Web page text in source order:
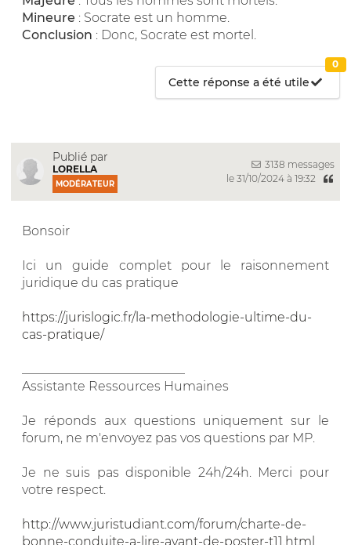
Mineure : Socrate est un homme.
Conclusion : Donc, Socrate est mortel.
Cette réponse a été utile
0
Publié par
LORELLA
MODÉRATEUR
3138 messages
le 31/10/2024 à 19:32
Bonsoir
Ici un guide complet pour le raisonnement
juridique du cas pratique
https://jurislogic.fr/la-methodologie-ultime-du-
cas-pratique/
Assistante Ressources Humaines
Je réponds aux questions uniquement sur le
forum, ne m'envoyez pas vos questions par MP.
Je ne suis pas disponible 24h/24h. Merci pour
votre respect.
http://www.juristudiant.com/forum/charte-de-
bonne-conduite-a-lire-avant-de-poster-t11.html